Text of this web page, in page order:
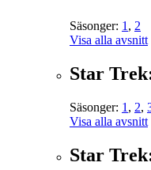
Säsonger: 1 , 2
Visa alla avsnitt
Star
Säsonger: 1 , 2,
Visa alla avsnitt
Star